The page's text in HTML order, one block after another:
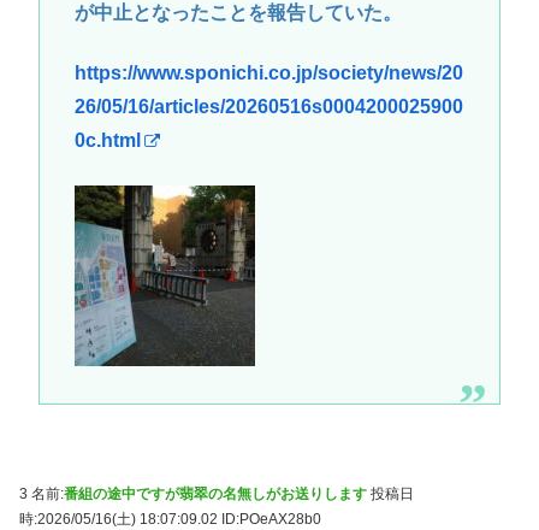
が中止となったことを報告していた。
https://www.sponichi.co.jp/society/news/20
26/05/16/articles/20260516s0004200025900
0c.html
3 名前:番組の途中ですが翡翠の名無しがお送りします 投稿日
時:2026/05/16(土) 18:07:09.02
ID:POeAX28b0